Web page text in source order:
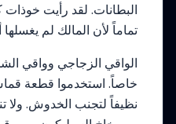
البطانات. لقد رأيت
تماماً لأن المالك لم
الواقي الزجاجي وواقي
خاصاً. استخدموا قطعة
نظيفاً لتجنب الخدوش. ولا